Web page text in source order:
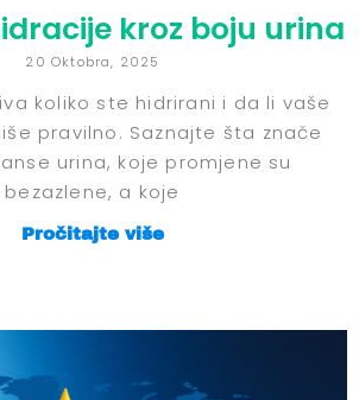
kroz boju urina
20 Oktobra, 2025
koliko ste hidrirani i da li vaše
pravilno. Saznajte šta znače
urina, koje promjene su
bezazlene, a koje
Pročitajte više